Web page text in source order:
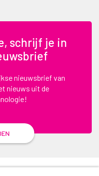
schrijf je in
nieuwsbrief van
nieuws uit de